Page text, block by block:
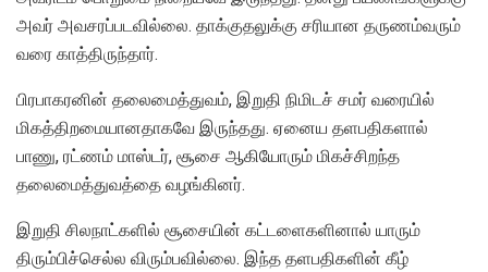
அவர் அவசரப்படவில்லை. தாக்குதலுக்கு சரியான தருணம்வரும்
வரை காத்திருந்தார்.
பிரபாகரனின் தலைமைத்துவம், இறுதி நிமிடச் சமர் வரையில்
மிகத்திறமையானதாகவே இருந்தது. ஏனைய தளபதிகளால்
பாணு, ரட்ணம் மாஸ்டர், சூசை ஆகியோரும் மிகச்சிறந்த
தலைமைத்துவத்தை வழங்கினர்.
இறுதி சிலநாட்களில் சூசையின் கட்டளைகளினால் யாரும்
திரும்பிச்செல்ல விரும்பவில்லை. இந்த தளபதிகளின் கீழ்